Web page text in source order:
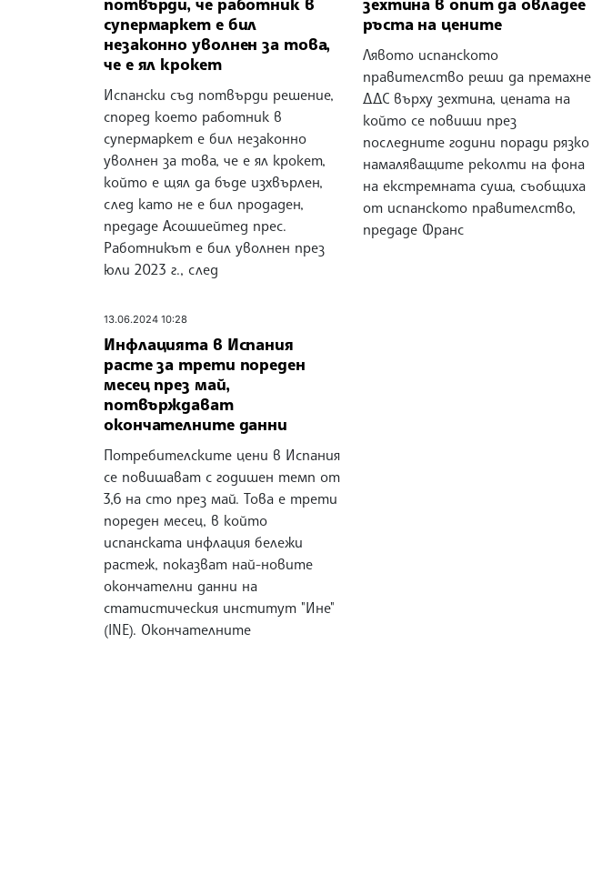
супермаркет е бил
незаконно уволнен за това,
че е ял крокет
Испански съд потвърди решение,
според което работник в
супермаркет е бил незаконно
уволнен за това, че е ял крокет,
който е щял да бъде изхвърлен,
след като не е бил продаден,
предаде Асошиейтед прес.
Работникът е бил уволнен през
юли 2023 г., след
ръста на цените
Лявото испанското
правителство реши да премахне
ДДС върху зехтина, цената на
който се повиши през
последните години поради рязко
намаляващите реколти на фона
на екстремната суша, съобщиха
от испанското правителство,
предаде Франс
13.06.2024 10:28
Инфлацията в Испания
расте за трети пореден
месец през май,
потвърждават
окончателните данни
Потребителските цени в Испания
се повишават с годишен темп от
3,6 на сто през май. Това е трети
пореден месец, в който
испанската инфлация бележи
растеж, показват най-новите
окончателни данни на
статистическия институт "Ине"
(INE). Окончателните